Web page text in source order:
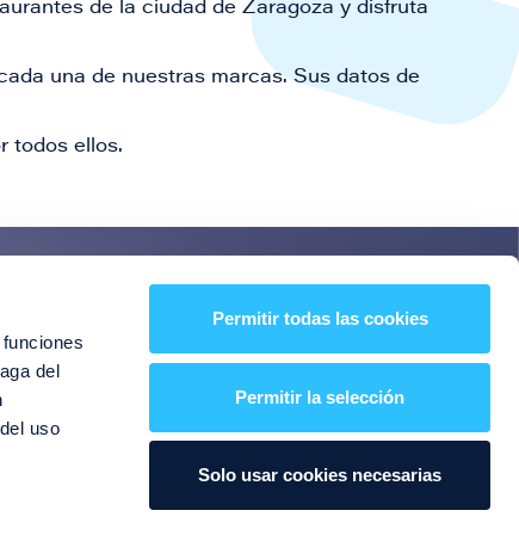
del
uso
Permitir todas las cookies
Permitir la selección
Solo usar cookies necesarias
de la ciudad de Zaragoza y disfruta
una de nuestras marcas. Sus datos de
todos ellos.
y mucho más